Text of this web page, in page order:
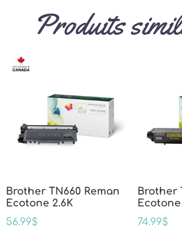
Produits
Brother TN660 Reman
Ecotone 2.6K
56.99$
Brother
Ecotone
74.99$